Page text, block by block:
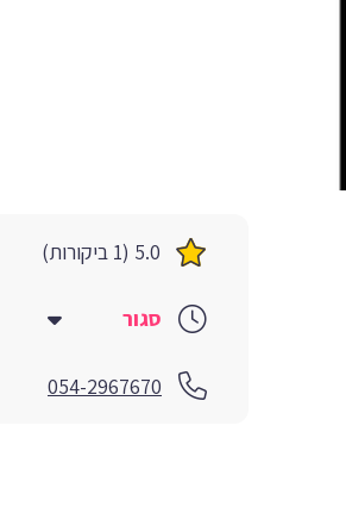
5.0 (1 ביקורות)
סגור
054-2967670